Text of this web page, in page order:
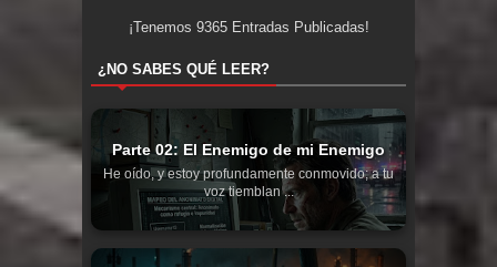
¡Tenemos 9365Entradas Publicadas!
¿NO SABES QUÉ LEER?
Parte 02: El Enemigo de mi Enemigo
He oído, y estoy profundamente conmovido; a tu
voz tiemblan ...